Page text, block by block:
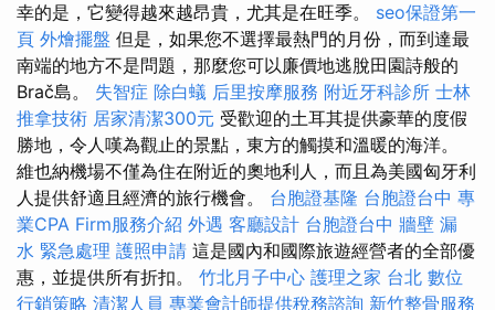
幸的是，它變得越來越昂貴，尤其是在旺季。 seo保證第一
頁 外燴擺盤 但是，如果您不選擇最熱門的月份，而到達最
南端的地方不是問題，那麼您可以廉價地逃脫田園詩般的
Brač島。 失智症 除白蟻 后里按摩服務 附近牙科診所 士林
推拿技術 居家清潔300元 受歡迎的土耳其提供豪華的度假
勝地，令人嘆為觀止的景點，東方的觸摸和溫暖的海洋。
維也納機場不僅為住在附近的奧地利人，而且為美國匈牙利
人提供舒適且經濟的旅行機會。 台胞證基隆 台胞證台中 專
業CPA Firm服務介紹 外遇 客廳設計 台胞證台中 牆壁 漏
水 緊急處理 護照申請 這是國內和國際旅遊經營者的全部優
惠，並提供所有折扣。 竹北月子中心 護理之家 台北 數位
行銷策略 清潔人員 專業會計師提供稅務諮詢 新竹整骨服務